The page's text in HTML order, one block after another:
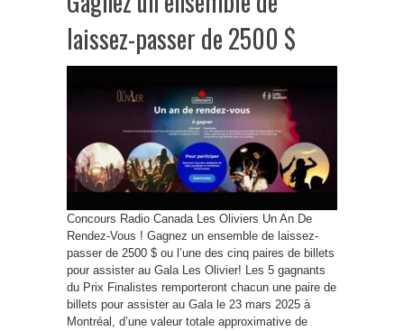
laissez-passer de 2500 $
Concours Radio Canada Les Oliviers Un An De
Rendez-Vous ! Gagnez un ensemble de laissez-
passer de 2500 $ ou l’une des cinq paires de billets
pour assister au Gala Les Olivier! Les 5 gagnants
du Prix Finalistes remporteront chacun une paire de
billets pour assister au Gala le 23 mars 2025 à
Montréal, d’une valeur totale approximative de